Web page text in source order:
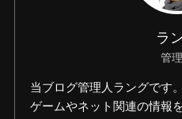
ラ
管
当ブログ管理人ラングです。
ゲームやネット関連の情報